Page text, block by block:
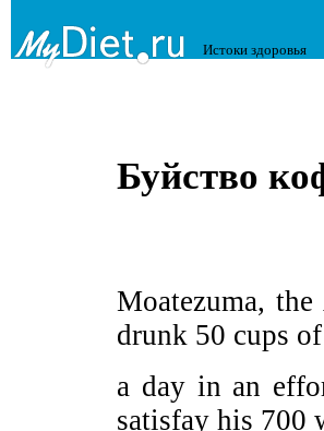
Истоки здоровья
Буйство
Moatezuma,
drunk 50 сups
a day in an
satisfay his 700